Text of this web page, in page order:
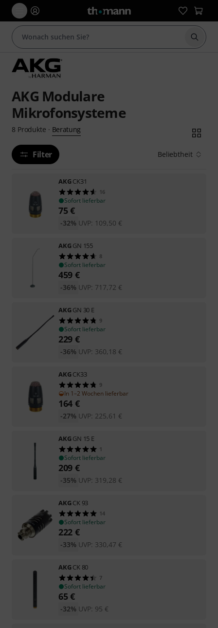
Suche
AKG Modulare
Mikrofonsysteme
8 Produkte · Beratung
Filter Beliebtheit
AKGCK31
16
Sofort lieferbar
75€
UVP: 109,50 €
-32%
AKGGN 155
8
Sofort lieferbar
459 €
UVP: 717,72 €
-36%
AKGGN 30 E
9
Sofort lieferbar
229 €
UVP: 360,18 €
-36%
AKGCK33
9
In 1–2 Wochen lieferbar
164 €
UVP: 225,61 €
-27%
AKGGN 15 E
1
Sofort lieferbar
209 €
UVP: 319,28 €
-35%
AKGCK 93
14
Sofort lieferbar
222 €
UVP: 330,47 €
-33%
AKGCK 80
7
Sofort lieferbar
65€
UVP: 95 €
-32%